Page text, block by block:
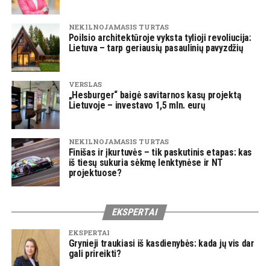
NEKILNOJAMASIS TURTAS
Poilsio architektūroje vyksta tylioji revoliucija:
Lietuva – tarp geriausių pasaulinių pavyzdžių
VERSLAS
„Hesburger“ baigė savitarnos kasų projektą
Lietuvoje – investavo 1,5 mln. eurų
NEKILNOJAMASIS TURTAS
Finišas ir įkurtuvės – tik paskutinis etapas: kas
iš tiesų sukuria sėkmę lenktynėse ir NT
projektuose?
EKSPERTAI
EKSPERTAI
Grynieji traukiasi iš kasdienybės: kada jų vis dar
gali prireikti?